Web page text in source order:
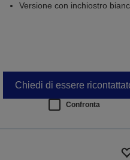
Versione con inchiostro
Chiedi di essere
Confronta